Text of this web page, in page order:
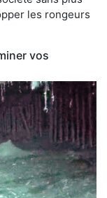
les rongeurs
vos